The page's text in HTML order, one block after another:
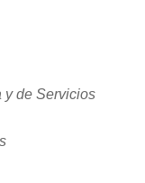
y de Servicios